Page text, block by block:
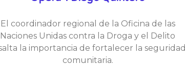
El coordinador regional de la Oficina de las
Naciones Unidas contra la Droga y el Delito
la importancia de fortalecer la seguridad
comunitaria.